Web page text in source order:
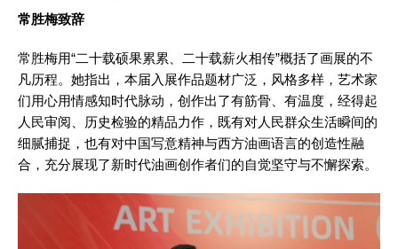
常胜梅致辞
常胜梅用“二十载硕果累累、二十载薪火相传”概括了画展的不
凡历程。她指出，本届入展作品题材广泛，风格多样，艺术家
们用心用情感知时代脉动，创作出了有筋骨、有温度，经得起
人民审阅、历史检验的精品力作，既有对人民群众生活瞬间的
细腻捕捉，也有对中国写意精神与西方油画语言的创造性融
合，充分展现了新时代油画创作者们的自觉坚守与不懈探索。